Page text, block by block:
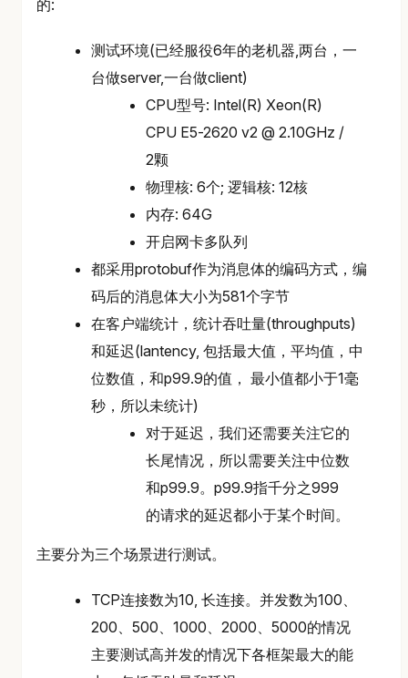
的:
测试环境(已经服役6年的老机器,两台，一
台做server,一台做client)
CPU型号: Intel(R) Xeon(R)
CPU E5-2620 v2 @ 2.10GHz /
2颗
物理核: 6个; 逻辑核: 12核
内存: 64G
开启网卡多队列
都采用protobuf作为消息体的编码方式，编
码后的消息体大小为581个字节
在客户端统计，统计吞吐量(throughputs)
和延迟(lantency, 包括最大值，平均值，中
位数值，和p99.9的值， 最小值都小于1毫
秒，所以未统计)
对于延迟，我们还需要关注它的
长尾情况，所以需要关注中位数
和p99.9。p99.9指千分之999
的请求的延迟都小于某个时间。
主要分为三个场景进行测试。
TCP连接数为10, 长连接。并发数为100、
200、500、1000、2000、5000的情况
主要测试高并发的情况下各框架最大的能